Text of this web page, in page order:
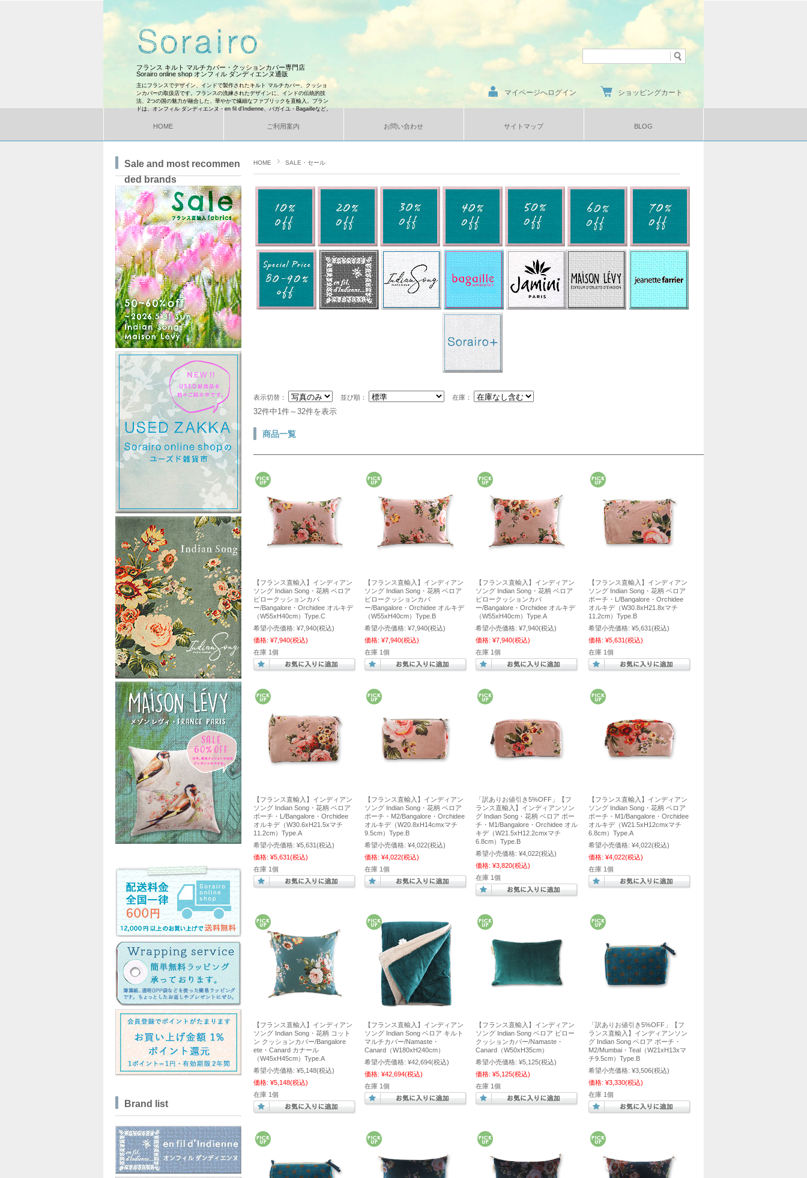
フランス キルト マルチカバー・クッションカバー専門店
Sorairo online shop オンフィル ダンディエンヌ通販
主にフランスでデザイン、インドで製作されたキルト マルチカバー、クッショ
ンカバーの取扱店です。フランスの洗練されたデザインに、インドの伝統的技
法、2つの国の魅力が融合した、華やかで繊細なファブリックを直輸入。ブラン
ドは、オンフィル ダンディエンヌ・en fil d'Indienne、バガイユ・Bagailleなど。
マイページへログイン ショッピングカート
HOME ご利用案内 お問い合わせ サイトマップ BLOG
HOME SALE・セール
表示切替： 並び順： 在庫：
32件中1件～32件を表示
商品一覧
【フランス直輸入】インディアン
ソング Indian Song・花柄 ベロア
ピロークッションカバ
ー/Bangalore・Orchidee オルキデ
（W55xH40cm）Type.C
希望小売価格: ¥7,940(税込)
価格: ¥7,940(税込)
在庫 1個
【フランス直輸入】インディアン
ソング Indian Song・花柄 ベロア
ピロークッションカバ
ー/Bangalore・Orchidee オルキデ
（W55xH40cm）Type.B
希望小売価格: ¥7,940(税込)
価格: ¥7,940(税込)
在庫 1個
【フランス直輸入】インディアン
ソング Indian Song・花柄 ベロア
ピロークッションカバ
ー/Bangalore・Orchidee オルキデ
（W55xH40cm）Type.A
希望小売価格: ¥7,940(税込)
価格: ¥7,940(税込)
在庫 1個
【フランス直輸入】インディアン
ソング Indian Song・花柄 ベロア
ポーチ・L/Bangalore・Orchidee
オルキデ（W30.8xH21.8xマチ
11.2cm）Type.B
希望小売価格: ¥5,631(税込)
価格: ¥5,631(税込)
在庫 1個
【フランス直輸入】インディアン
ソング Indian Song・花柄 ベロア
ポーチ・L/Bangalore・Orchidee
オルキデ（W30.6xH21.5xマチ
11.2cm）Type.A
希望小売価格: ¥5,631(税込)
価格: ¥5,631(税込)
在庫 1個
【フランス直輸入】インディアン
ソング Indian Song・花柄 ベロア
ポーチ・M2/Bangalore・Orchidee
オルキデ（W20.8xH14cmxマチ
9.5cm）Type.B
希望小売価格: ¥4,022(税込)
価格: ¥4,022(税込)
在庫 1個
「訳ありお値引き5%OFF」【フ
ランス直輸入】インディアンソン
グ Indian Song・花柄 ベロア ポー
チ・M1/Bangalore・Orchidee オル
キデ（W21.5xH12.2cmxマチ
6.8cm）Type.B
希望小売価格: ¥4,022(税込)
価格: ¥3,820(税込)
在庫 1個
【フランス直輸入】インディアン
ソング Indian Song・花柄 ベロア
ポーチ・M1/Bangalore・Orchidee
オルキデ（W21.5xH12cmxマチ
6.8cm）Type.A
希望小売価格: ¥4,022(税込)
価格: ¥4,022(税込)
在庫 1個
【フランス直輸入】インディアン
ソング Indian Song・花柄 コット
ン クッションカバー/Bangalore
ete・Canard カナール
（W45xH45cm）Type.A
希望小売価格: ¥5,148(税込)
価格: ¥5,148(税込)
在庫 1個
【フランス直輸入】インディアン
ソング Indian Song ベロア キルト
マルチカバー/Namaste・
Canard（W180xH240cm）
希望小売価格: ¥42,694(税込)
価格: ¥42,694(税込)
在庫 1個
【フランス直輸入】インディアン
ソング Indian Song ベロア ピロー
クッションカバー/Namaste・
Canard（W50xH35cm）
希望小売価格: ¥5,125(税込)
価格: ¥5,125(税込)
在庫 1個
「訳ありお値引き5%OFF」【フ
ランス直輸入】インディアンソン
グ Indian Song ベロア ポーチ・
M2/Mumbai・Teal（W21xH13xマ
チ9.5cm）Type.B
希望小売価格: ¥3,506(税込)
価格: ¥3,330(税込)
在庫 1個
Sale and most recommen
ded brands
Brand list